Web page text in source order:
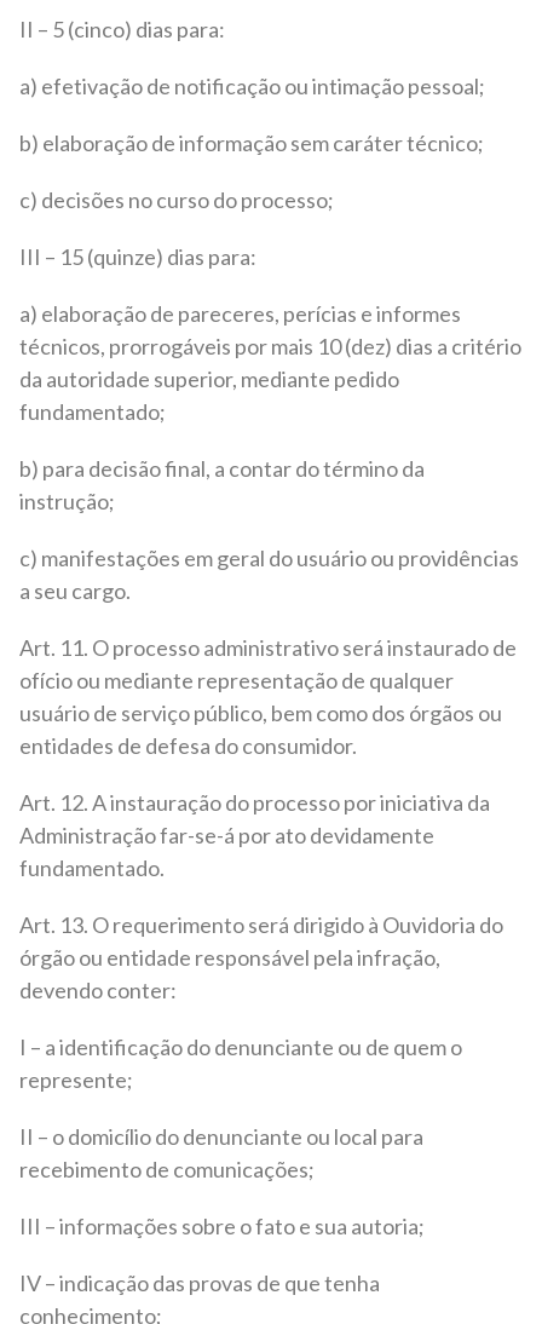
II – 5 (cinco) dias para:
a) efetivação de notificação ou intimação pessoal;
b) elaboração de informação sem caráter técnico;
c) decisões no curso do processo;
III – 15 (quinze) dias para:
a) elaboração de pareceres, perícias e informes
técnicos, prorrogáveis por mais 10 (dez) dias a critério
da autoridade superior, mediante pedido
fundamentado;
b) para decisão final, a contar do término da
instrução;
c) manifestações em geral do usuário ou providências
a seu cargo.
Art. 11. O processo administrativo será instaurado de
ofício ou mediante representação de qualquer
usuário de serviço público, bem como dos órgãos ou
entidades de defesa do consumidor.
Art. 12. A instauração do processo por iniciativa da
Administração far-se-á por ato devidamente
fundamentado.
Art. 13. O requerimento será dirigido à Ouvidoria do
órgão ou entidade responsável pela infração,
devendo conter:
I – a identificação do denunciante ou de quem o
represente;
II – o domicílio do denunciante ou local para
recebimento de comunicações;
III – informações sobre o fato e sua autoria;
IV – indicação das provas de que tenha
conhecimento;